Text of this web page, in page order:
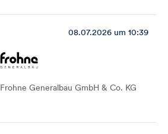
08.07.2026 um 10:39
Frohne Generalbau GmbH & Co. KG